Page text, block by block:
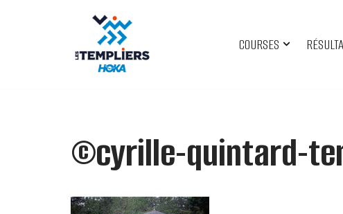
COURSES
©cyrille-quintard-